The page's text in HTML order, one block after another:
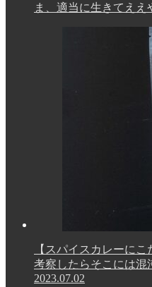
ま、適当に生きてええ
【スパイスカレーに
考察したらそこには混
2023.07.02